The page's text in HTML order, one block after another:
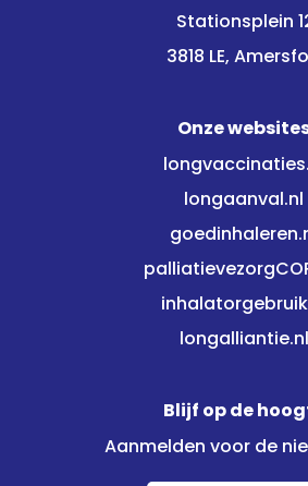
Stationsplein
3818 LE,
Onze
longaanval.nl
longalliantie.nl
Blijf op de
Aanmelden voor de